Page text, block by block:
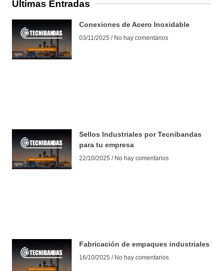
Últimas Entradas
Conexiones de Acero Inoxidable
03/11/2025 No hay comentarios
Sellos Industriales por Tecnibandas
para tu empresa
22/10/2025 No hay comentarios
Fabricación de empaques industriales
16/10/2025 No hay comentarios